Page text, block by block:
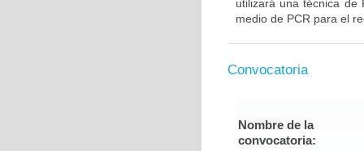
utilizará una técnica de
medio de PCR para el
Convocatoria
Nombre de la
convocatoria: